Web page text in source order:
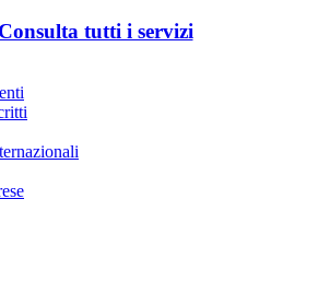
Consulta tutti i servizi